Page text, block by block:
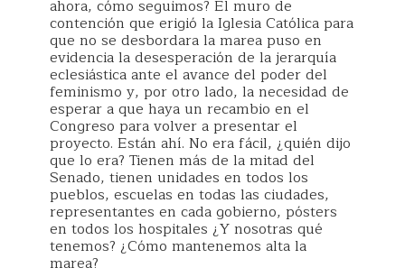
ahora, cómo seguimos? El muro de
contención que erigió la Iglesia Católica para
que no se desbordara la marea puso en
evidencia la desesperación de la jerarquía
eclesiástica ante el avance del poder del
feminismo y, por otro lado, la necesidad de
esperar a que haya un recambio en el
Congreso para volver a presentar el
proyecto. Están ahí. No era fácil, ¿quién dijo
que lo era? Tienen más de la mitad del
Senado, tienen unidades en todos los
pueblos, escuelas en todas las ciudades,
representantes en cada gobierno, pósters
en todos los hospitales ¿Y nosotras qué
tenemos? ¿Cómo mantenemos alta la
marea?